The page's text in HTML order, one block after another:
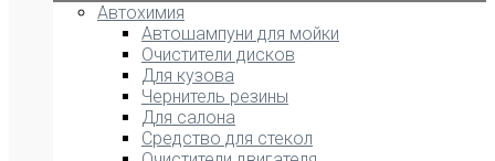
Автохимия
Автошампуни для мойки
Очистители дисков
Для кузова
Чернитель резины
Для салона
Средство для стекол